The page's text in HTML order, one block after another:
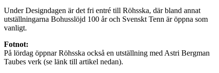
Under Designdagen är det fri entré till Röhsska, där bland annat
utställningarna Bohusslöjd 100 år och Svenskt Tenn är öppna som
vanligt.
Fotnot:
På lördag öppnar Röhsska också en utställning med Astri Bergman
Taubes verk (se länk till artikel nedan).